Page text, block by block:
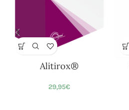
Alitirox®
29,95€